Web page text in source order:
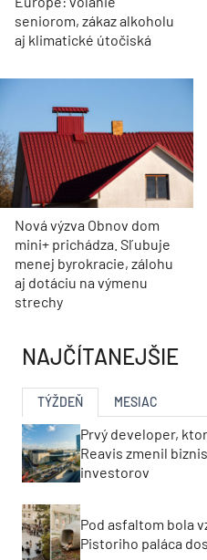
seniorom, zákaz alkoholu
aj klimatické útočiská
Nová výzva Obnov dom
mini+ prichádza. Sľubuje
menej byrokracie, zálohu
aj dotáciu na výmenu
strechy
NAJČÍTANEJŠIE
TÝŽDEŇ MESIAC
Prvý developer,
Reavis zmenil
investorov
Pod asfaltom bola
Pistoriho paláca